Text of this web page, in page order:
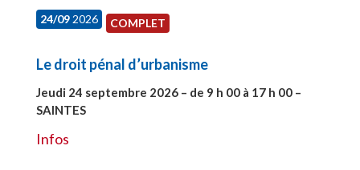
24/092026 COMPLET
Le droit pénal d’urbanisme
Jeudi 24 septembre 2026 – de 9 h 00 à 17 h 00 –
SAINTES
Infos